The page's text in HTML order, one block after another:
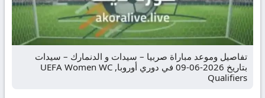
تفاصيل وموعد مباراة صربيا – سيدات و الدنمارك – سيدات
بتاريخ 2026-06-09 في دوري أوروبا, UEFA Women WC
Qualifiers